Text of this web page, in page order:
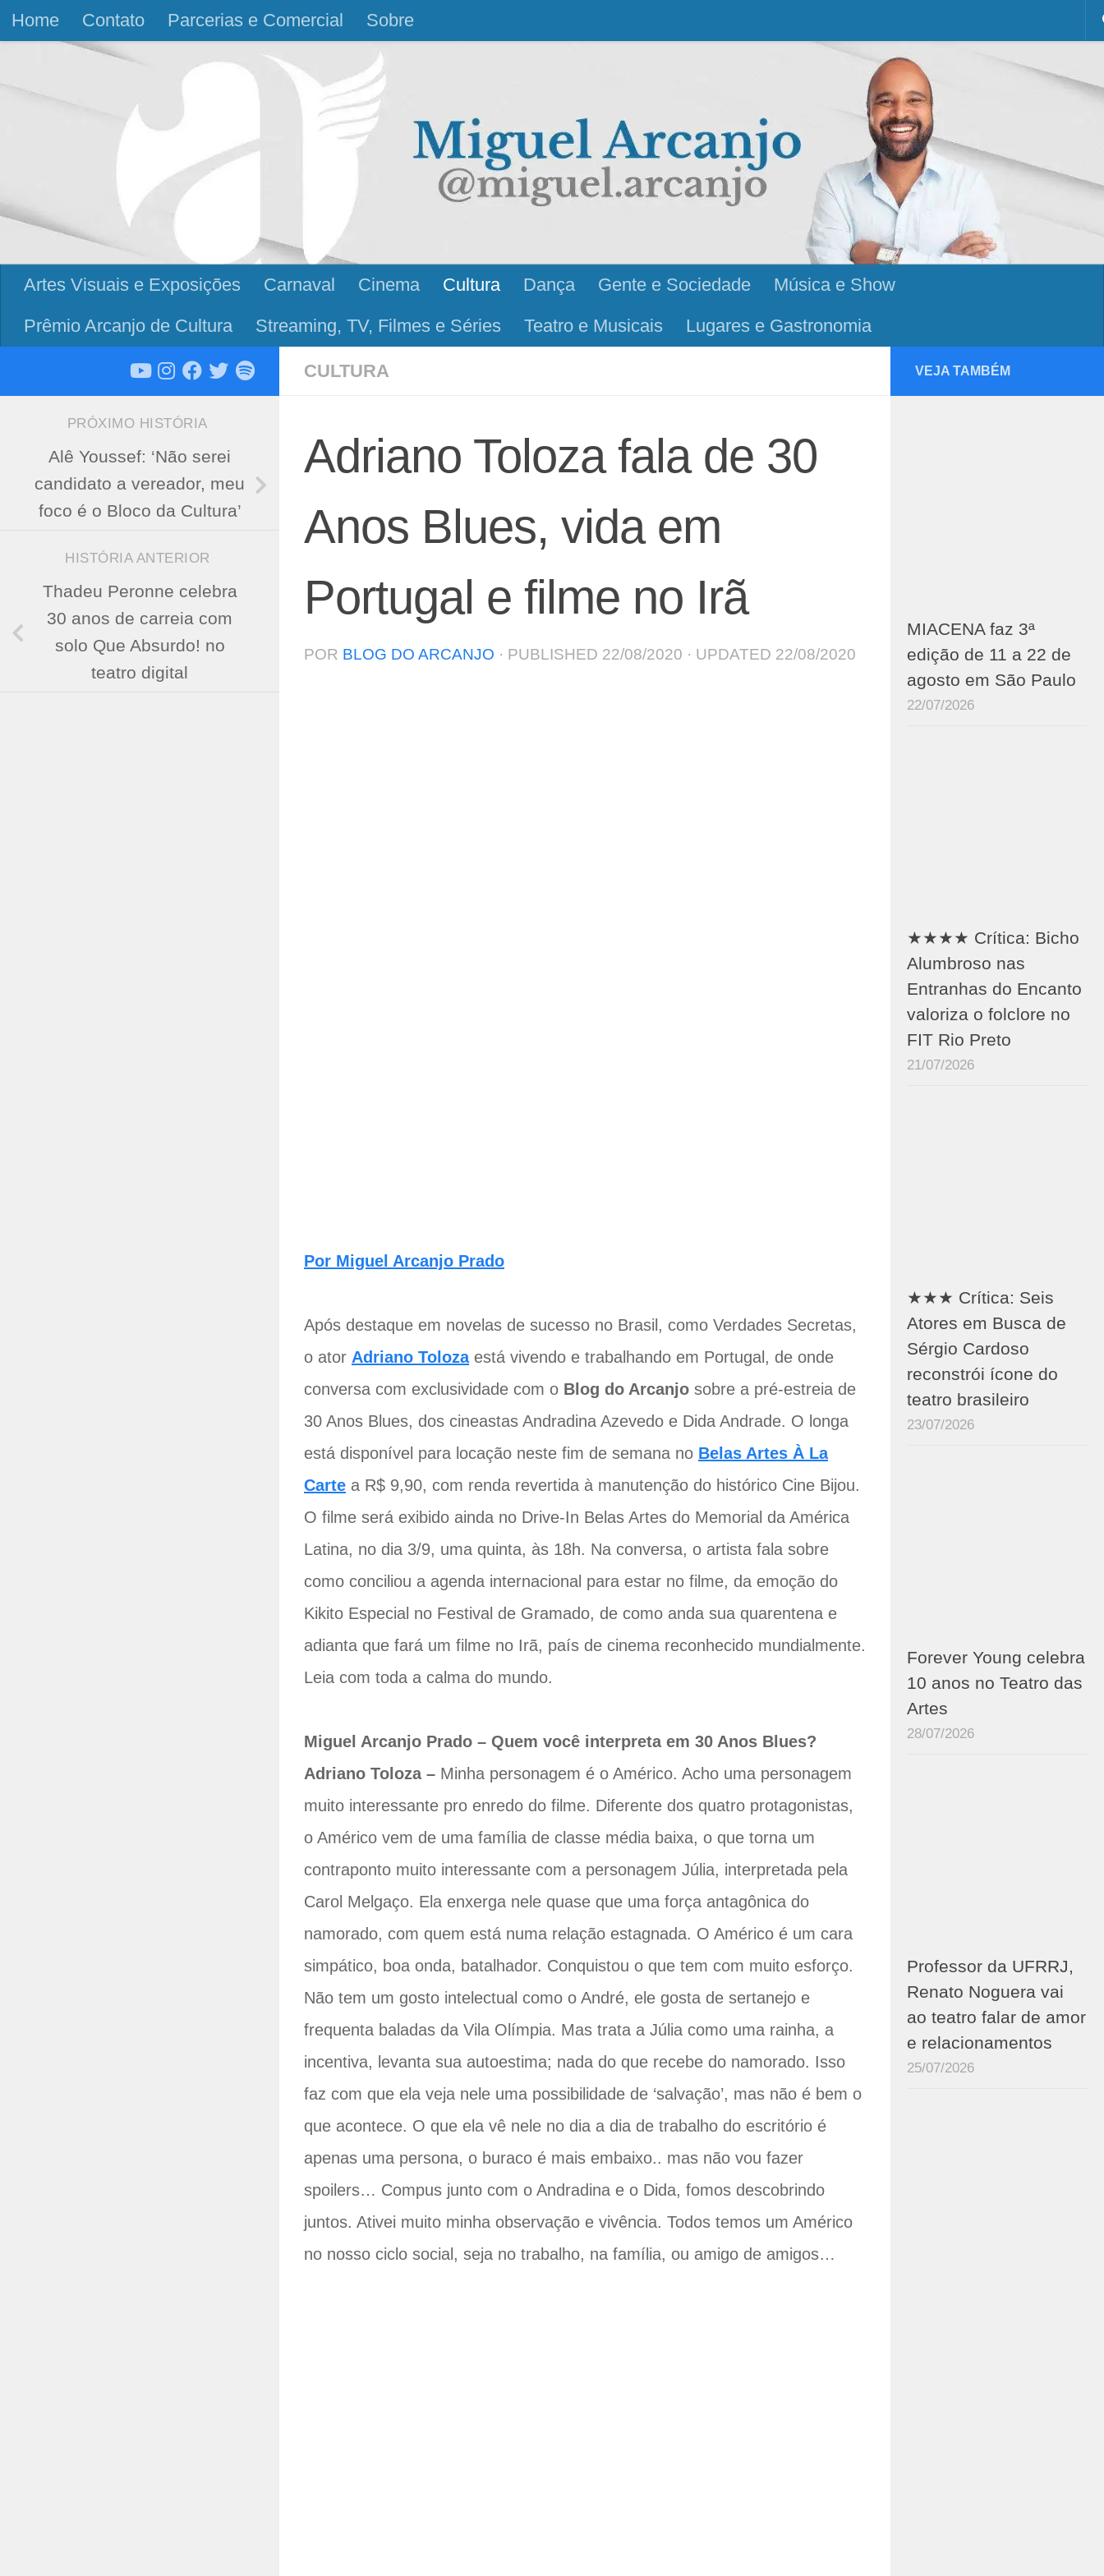
Skip to content
Home Contato Parcerias e Comercial Sobre
Artes Visuais e Exposições Carnaval Cinema Cultura Dança Gente e Sociedade
Música e Show
Prêmio Arcanjo de Cultura
Streaming, TV, Filmes e Séries Teatro e Musicais Lugares e Gastronomia
CULTURA
Adriano Toloza fala de 30
Anos Blues, vida em
Portugal e filme no Irã
POR BLOG DO ARCANJO · PUBLISHED 22/08/2020 · UPDATED 22/08/2020
Por Miguel Arcanjo Prado
Após destaque em novelas de sucesso no Brasil, como Verdades Secretas,
o ator Adriano Tolozaestá vivendo e trabalhando em Portugal, de onde
conversa com exclusividade com o Blog do Arcanjo sobre a pré-estreia de
30 Anos Blues, dos cineastas Andradina Azevedo e Dida Andrade. O longa
está disponível para locação neste fim de semana no Belas Artes À La
Carte a R$ 9,90, com renda revertida à manutenção do histórico Cine Bijou.
O filme será exibido ainda no Drive-In Belas Artes do Memorial da América
Latina, no dia 3/9, uma quinta, às 18h. Na conversa, o artista fala sobre
como conciliou a agenda internacional para estar no filme, da emoção do
Kikito Especial no Festival de Gramado, de como anda sua quarentena e
adianta que fará um filme no Irã, país de cinema reconhecido mundialmente.
Leia com toda a calma do mundo.
Miguel Arcanjo Prado – Quem você interpreta em 30 Anos Blues?
Adriano Toloza – Minha personagem é o Américo. Acho uma personagem
muito interessante pro enredo do filme. Diferente dos quatro protagonistas,
o Américo vem de uma família de classe média baixa, o que torna um
contraponto muito interessante com a personagem Júlia, interpretada pela
Carol Melgaço. Ela enxerga nele quase que uma força antagônica do
namorado, com quem está numa relação estagnada. O Américo é um cara
simpático, boa onda, batalhador. Conquistou o que tem com muito esforço.
Não tem um gosto intelectual como o André, ele gosta de sertanejo e
frequenta baladas da Vila Olímpia. Mas trata a Júlia como uma rainha, a
incentiva, levanta sua autoestima; nada do que recebe do namorado. Isso
faz com que ela veja nele uma possibilidade de ‘salvação’, mas não é bem o
que acontece. O que ela vê nele no dia a dia de trabalho do escritório é
apenas uma persona, o buraco é mais embaixo.. mas não vou fazer
spoilers… Compus junto com o Andradina e o Dida, fomos descobrindo
juntos. Ativei muito minha observação e vivência. Todos temos um Américo
no nosso ciclo social, seja no trabalho, na família, ou amigo de amigos…
PRÓXIMO HISTÓRIA
Alê Youssef: ‘Não serei
candidato a vereador, meu
foco é o Bloco da Cultura’
HISTÓRIA ANTERIOR
Thadeu Peronne celebra
30 anos de carreia com
solo Que Absurdo! no
teatro digital
VEJA TAMBÉM
MIACENA faz 3ª
edição de 11 a 22 de
agosto em São Paulo
22/07/2026
★★★★ Crítica: Bicho
Alumbroso nas
Entranhas do Encanto
valoriza o folclore no
FIT Rio Preto
21/07/2026
★★★ Crítica: Seis
Atores em Busca de
Sérgio Cardoso
reconstrói ícone do
teatro brasileiro
23/07/2026
Forever Young celebra
10 anos no Teatro das
Artes
28/07/2026
Professor da UFRRJ,
Renato Noguera vai
ao teatro falar de amor
e relacionamentos
25/07/2026